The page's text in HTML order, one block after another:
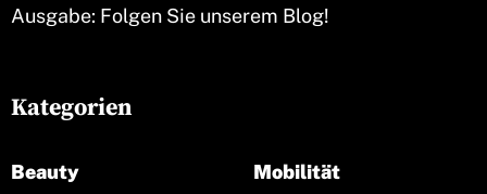
Ausgabe: Folgen Sie unserem Blog!
Kategorien
Beauty
Mobilität